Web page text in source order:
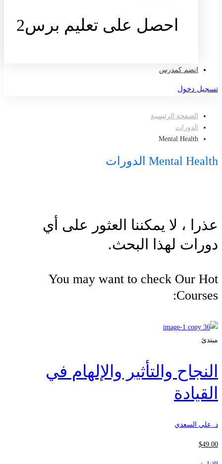
احصل على تعليم برس2
انضم كمدرس
تسجيل دخول
الصفحة الرئيسية
الدورات
Mental Health
Mental Health الدورات
عذرا ، لا يمكننا العثور على أي
دورات لهذا البحث.
You may want to check Our Hot
Courses:
مبتدئ
النجاح والتأثير والإلهام في
القيادة
د. علي السعدي
$49.00